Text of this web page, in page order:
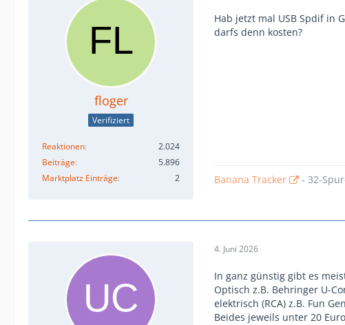
floger
Verifiziert
Reaktionen
2.024
Beiträge
5.896
Marktplatz Einträge
2
Hab jetzt mal USB Spdif in
darfs denn kosten?
Banana Tracker - 32-
4. Juni 2026
In ganz günstig gibt es
Optisch z.B. Behringer U-
elektrisch (RCA) z.B. Fun
Beides jeweils unter 20